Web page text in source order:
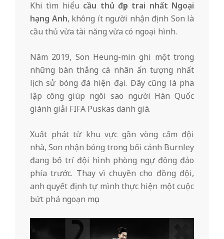
Khi tìm hiểu cầu thủ đẹp trai nhất Ngoại
hạng Anh, không ít người nhận định Son là
cầu thủ vừa tài năng vừa có ngoại hình.
Năm 2019, Son Heung-min ghi một trong
những bàn thắng cá nhân ấn tượng nhất
lịch sử bóng đá hiện đại. Đây cũng là pha
lập công giúp ngôi sao người Hàn Quốc
giành giải FIFA Puskas danh giá.
Xuất phát từ khu vực gần vòng cấm đội
nhà, Son nhận bóng trong bối cảnh Burnley
đang bố trí đội hình phòng ngự đông đảo
phía trước. Thay vì chuyền cho đồng đội,
anh quyết định tự mình thực hiện một cuộc
bứt phá ngoạn mục.